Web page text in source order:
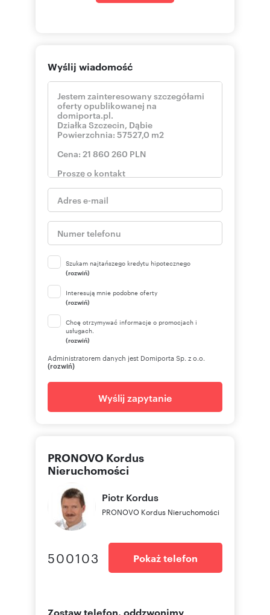
Wyślij wiadomość
Szukam najtańszego kredytu hipotecznego
(rozwiń)
Interesują mnie podobne oferty
(rozwiń)
Chcę otrzymywać informacje o promocjach i
usługach.
(rozwiń)
Administratorem danych jest Domiporta Sp. z o.o.
(rozwiń)
Wyślij zapytanie
PRONOVO Kordus
Nieruchomości
Piotr Kordus
PRONOVO Kordus Nieruchomości
500103 Pokaż telefon
Zostaw telefon, oddzwonimy